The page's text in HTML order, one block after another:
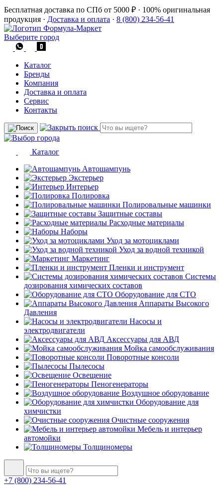
Бесплатная доставка по СПб от 5000 ₽ · 100% оригинальная
продукция · Доставка и оплата · 8 (800) 234-56-41
Выберите город
Каталог
Бренды
Компания
Доставка и оплата
Сервис
Контакты
Каталог
Автошампунь
Экстерьер
Интерьер
Полировка
Полировальные машинки
Защитные составы
Расходные материалы
Наборы
Уход за мотоциклами
Уход за водной техникой
Маркетинг
Пленки и инструмент
Системы
дозирования химических составов
Оборудование для СТО
Аппараты Высокого
Давления
Насосы и
электродвигатели
Аксессуары для АВД
Мойка самообслуживания
Поворотные консоли
Пылесосы
Освещение
Пеногенераторы
Воздушное оборудование
Оборудование для
химчистки
Очистные сооружения
Мебель и интерьер
автомойки
Толщиномеры
+7 (800) 234-56-41